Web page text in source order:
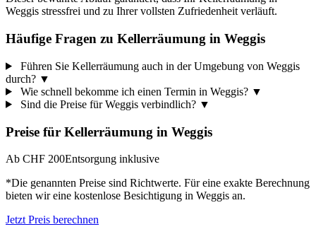
Weggis stressfrei und zu Ihrer vollsten Zufriedenheit verläuft.
Häufige Fragen zu Kellerräumung in Weggis
Führen Sie Kellerräumung auch in der Umgebung von Weggis
durch? ▼
Wie schnell bekomme ich einen Termin in Weggis? ▼
Sind die Preise für Weggis verbindlich? ▼
Preise für Kellerräumung in Weggis
Ab CHF 200Entsorgung inklusive
*Die genannten Preise sind Richtwerte. Für eine exakte Berechnung
bieten wir eine kostenlose Besichtigung in Weggis an.
Jetzt Preis berechnen